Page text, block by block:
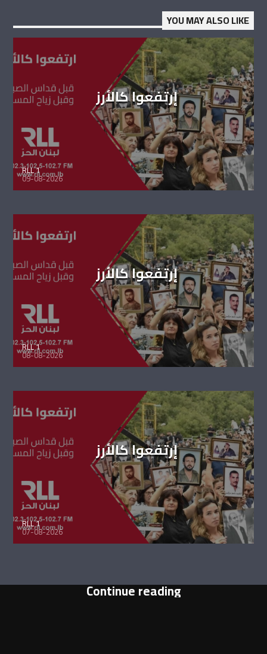
YOU MAY ALSO LIKE
إرتفعوا كالأرز
RLL 1
09-08-2026
إرتفعوا كالأرز
RLL 1
08-08-2026
إرتفعوا كالأرز
RLL 1
07-08-2026
Continue reading